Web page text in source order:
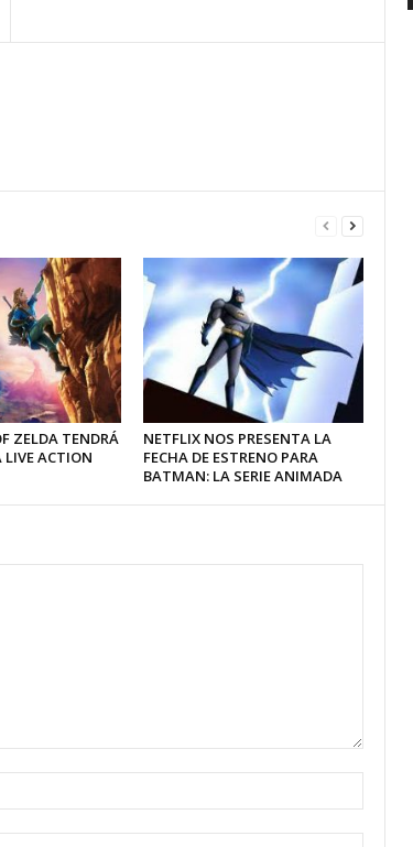
ZELDA TENDRÁ
LIVE ACTION
NETFLIX NOS PRESENTA LA
FECHA DE ESTRENO PARA
BATMAN: LA SERIE ANIMADA